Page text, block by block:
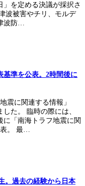
を定める決議が採択さ
波被害やチリ、モルデ
波防…
基準を公表。2時間後に
震に関連する情報」
た。 臨時の際には、
に「南海トラフ地震に関
。 最…
。過去の経験から日本